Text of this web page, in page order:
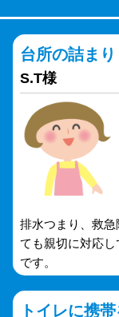
台所の詰まり
S.T様
排水つまり、救
ても親切に対応
です。
トイレに携